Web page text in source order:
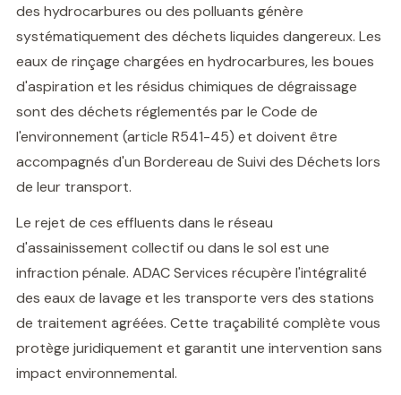
des hydrocarbures ou des polluants génère
systématiquement des déchets liquides dangereux. Les
eaux de rinçage chargées en hydrocarbures, les boues
d'aspiration et les résidus chimiques de dégraissage
sont des déchets réglementés par le Code de
l'environnement (article R541-45) et doivent être
accompagnés d'un Bordereau de Suivi des Déchets lors
de leur transport.
Le rejet de ces effluents dans le réseau
d'assainissement collectif ou dans le sol est une
infraction pénale. ADAC Services récupère l'intégralité
des eaux de lavage et les transporte vers des stations
de traitement agréées. Cette traçabilité complète vous
protège juridiquement et garantit une intervention sans
impact environnemental.